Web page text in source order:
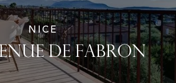
NICE
DE FABRON